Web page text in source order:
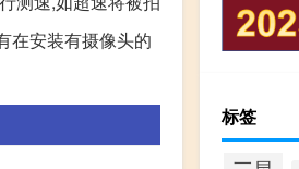
在安装有摄像头的
标签